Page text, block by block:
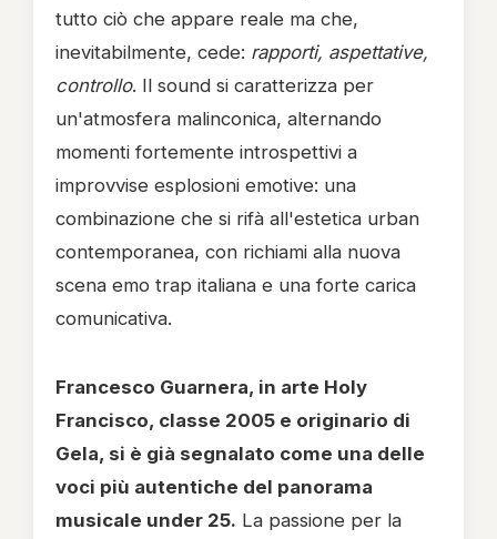
tutto ciò che appare reale ma che,
inevitabilmente, cede: rapporti, aspettative,
controllo. Il sound si caratterizza per
un'atmosfera malinconica, alternando
momenti fortemente introspettivi a
improvvise esplosioni emotive: una
combinazione che si rifà all'estetica urban
contemporanea, con richiami alla nuova
scena emo trap italiana e una forte carica
comunicativa.
Francesco Guarnera, in arte Holy
Francisco, classe 2005 e originario di
Gela, si è già segnalato come una delle
voci più autentiche del panorama
musicale under 25. La passione per la